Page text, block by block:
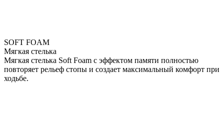
SOFT FOAM
Мягкая стелька
Мягкая стелька Soft Foam с эффектом памяти полностью
повторяет рельеф стопы и создает максимальный комфорт при
ходьбе.